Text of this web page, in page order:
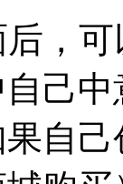
，
己
自